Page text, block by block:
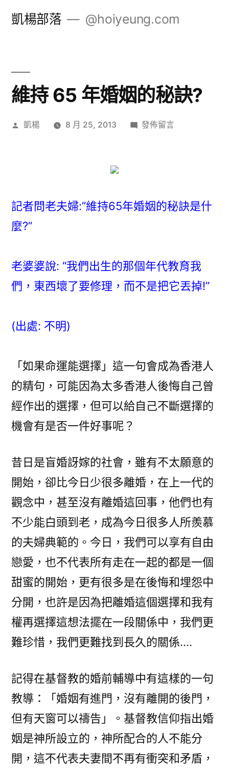
凱楊部落 @hoiyeung.com
維持 65 年婚姻的秘訣?
作
凱楊 8 月 25, 2013
在
姻
發佈留言
記者問老夫婦:”維持65年婚姻的秘訣是什
麼?”
老婆婆說: “我們出生的那個年代教育我
們，東西壞了要修理，而不是把它丟掉!”
(出處: 不明)
「如果命運能選擇」這一句會成為香港人
的精句，可能因為太多香港人後悔自己曾
經作出的選擇，但可以給自己不斷選擇的
機會有是否一件好事呢？
昔日是盲婚訝嫁的社會，雖有不太願意的
開始，卻比今日少很多離婚，在上一代的
觀念中，甚至沒有離婚這回事，他們也有
不少能白頭到老，成為今日很多人所羨慕
的夫婦典範的。今日，我們可以享有自由
戀愛，也不代表所有走在一起的都是一個
甜蜜的開始，更有很多是在後悔和埋怨中
分開，也許是因為把離婚這個選擇和我有
權再選擇這想法擺在一段關係中，我們更
難珍惜，我們更難找到長久的關係….
記得在基督教的婚前輔導中有這樣的一句
教導：「婚姻有進門，沒有離開的後門，
但有天窗可以禱告」。基督教信仰指出婚
姻是神所設立的，神所配合的人不能分
開，這不代表夫妻間不再有衝突和矛盾，